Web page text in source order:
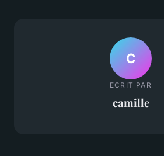
C
ECRIT PAR
camille